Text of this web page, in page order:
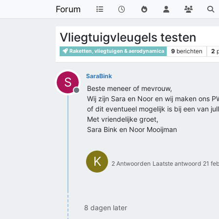
Forum
Vliegtuigvleugels testen
Raketten, vliegtuigen & aerodynamica 9 berichten 2
S
Offline
SaraBink
Beste meneer of mevrouw,
Wij zijn Sara en Noor en wij maken ons
of dit eventueel mogelijk is bij een van
Met vriendelijke groet,
Sara Bink en Noor Mooijman
K 2 Antwoorden Laatste antwoord 21
8 dagen later